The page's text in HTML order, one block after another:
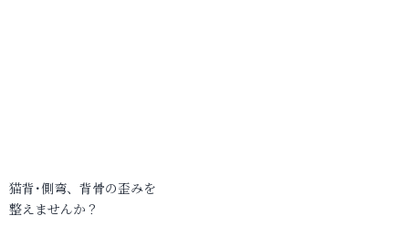
猫背･側弯、背骨の歪みを
整えませんか？